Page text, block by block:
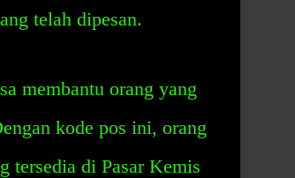
telah dipesan.
membantu orang yang
kode pos ini, orang
tersedia di Pasar Kemis